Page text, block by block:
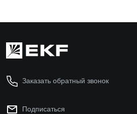
Заказать обратный звонок
Подписаться